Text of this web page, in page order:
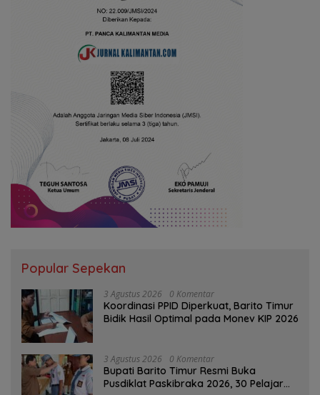
Popular Sepekan
3 Agustus 2026 0 Komentar
Koordinasi PPID Diperkuat, Barito Timur
Bidik Hasil Optimal pada Monev KIP 2026
3 Agustus 2026 0 Komentar
Bupati Barito Timur Resmi Buka
Pusdiklat Paskibraka 2026, 30 Pelajar